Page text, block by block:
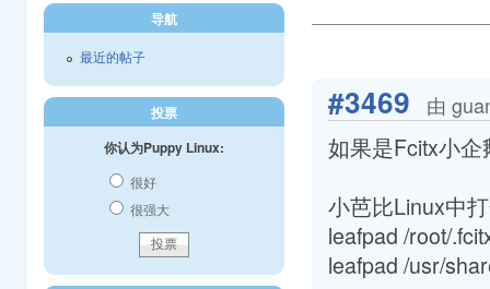
#3469 由
如果是Fcitx小
小芭比Linux中
leafpad /root/
leafpad /usr/
导航
最近的帖子
投票
你认为Puppy Linux:
很好
很强大